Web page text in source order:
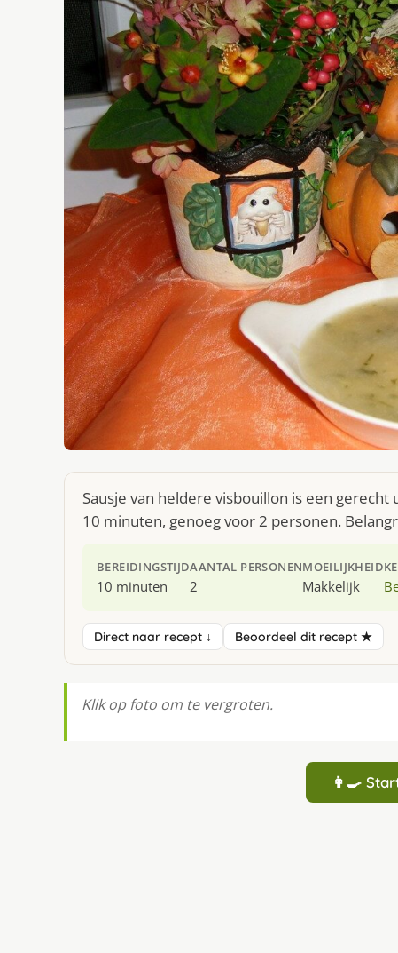
Sausje van heldere visbouillon is een
10 minuten, genoeg voor 2 personen.
BEREIDINGSTIJD
10 minuten
AANTAL PERSONEN
2
MOEILIJKHEID
Makkelijk
Direct naar recept ↓ Beoordeel dit recept ★
Klik op foto om te vergroten.
👩‍🍳